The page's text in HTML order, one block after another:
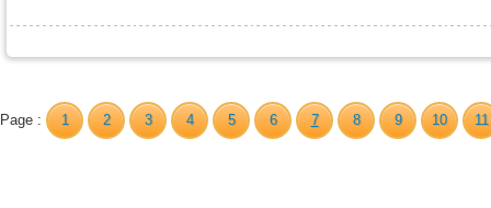
Page : 1 2 3 4 5 6 7 8 9 10 11